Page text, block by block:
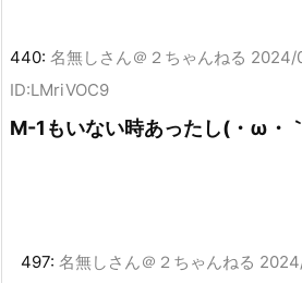
440: 名無しさん＠２ちゃんねる 2024/
ID:LMriVOC9
M-1もいない時あったし(・ω・
497: 名無しさん＠２ちゃんねる